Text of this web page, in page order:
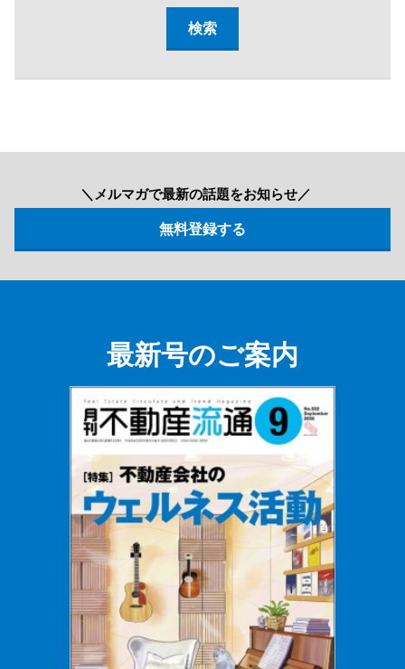
＼メルマガで最新の話題をお知らせ／
最新号のご案内